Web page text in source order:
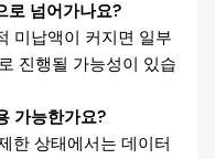
로 넘어가나요?
미납액이 커지면 일부
진행될 가능성이 있습
가능한가요?
한 상태에서는 데이터